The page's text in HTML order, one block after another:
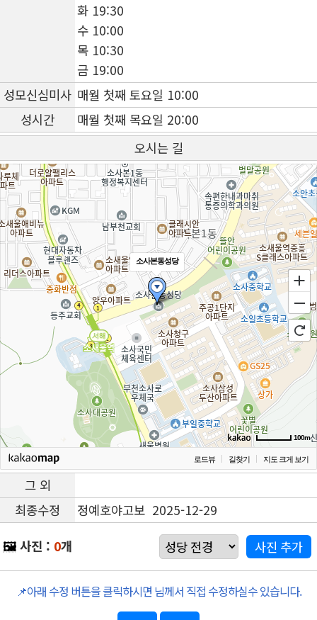
화 19:30
수 10:00
목 10:30
금 19:00
성모신심미사 매월 첫째 토요일 10:00
성시간
매월 첫째 목요일 20:00
오시는 길
소사본동성당
100m
로드뷰 길찾기 지도 크게 보기
그 외
최종수정
정예호야고보 2025-12-29
🖼️ 사진 : 0개
📌아래 수정 버튼을 클릭하시면 님께서 직접 수정하실수 있습니다.